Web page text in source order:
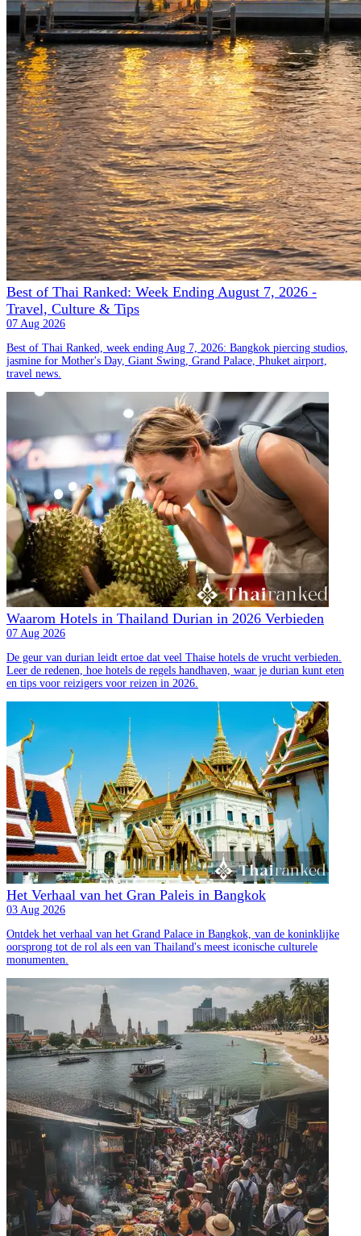
Best of Thai Ranked: Week Ending August 7, 2026 -
Travel, Culture & Tips
07 Aug 2026
Best of Thai Ranked, week ending Aug 7, 2026: Bangkok piercing studios,
jasmine for Mother's Day, Giant Swing, Grand Palace, Phuket airport,
travel news.
Waarom Hotels in Thailand Durian in 2026 Verbieden
07 Aug 2026
De geur van durian leidt ertoe dat veel Thaise hotels de vrucht verbieden.
Leer de redenen, hoe hotels de regels handhaven, waar je durian kunt eten
en tips voor reizigers voor reizen in 2026.
Het Verhaal van het Gran Paleis in Bangkok
03 Aug 2026
Ontdek het verhaal van het Grand Palace in Bangkok, van de koninklijke
oorsprong tot de rol als een van Thailand's meest iconische culturele
monumenten.